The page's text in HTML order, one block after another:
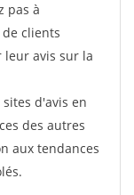
pas à
clients
leur avis sur la
d'avis en
des autres
aux tendances